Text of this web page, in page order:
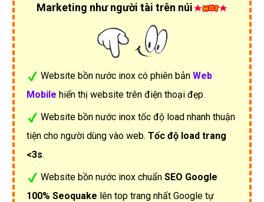
Marketing như người tài trên núi
Website bồn nước inox có phiên bản Web
Mobile hiển thị website trên điện thoại đẹp.
Website bồn nước inox tốc độ load nhanh thuận
tiện cho người dùng vào web. Tốc độ load trang
<3s.
Website bồn nước inox chuẩn SEO Google
100% Seoquake lên top trang nhất Google tự